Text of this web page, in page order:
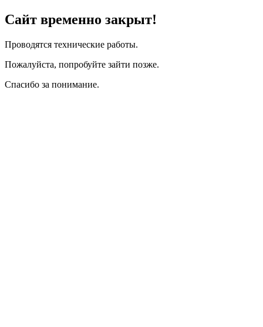
Сайт временно закрыт!
Проводятся технические работы.
Пожалуйста, попробуйте зайти позже.
Спасибо за понимание.